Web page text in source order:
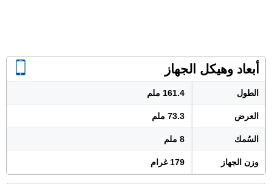
أبعاد وهيكل الجهاز
الطول 161.4 ملم
العرض 73.3 ملم
السُمك 8 ملم
وزن الجهاز 179 غرام